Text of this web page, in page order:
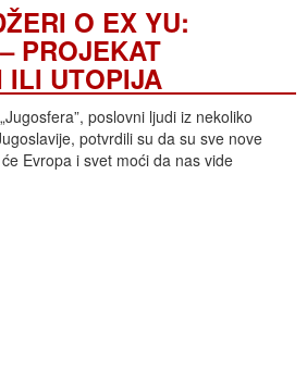
O EX YU:
PROJEKAT
ILI UTOPIJA
poslovni ljudi iz nekoliko
potvrdili su da su sve nove
Evropa i svet moći da nas vide